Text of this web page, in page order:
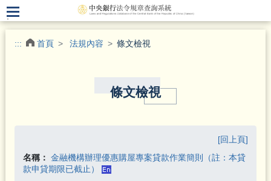
.
::: 首頁 法規內容 條文檢視
條文檢視
[回上頁]
名稱： 金融機構辦理優惠購屋專案貸款作業簡則（註：本貸
款申貸期限已截止）